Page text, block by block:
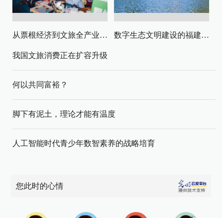
从票根经济到文旅全产业链升级 数字生态文明建设的福建路径与启示
我国文旅消费正在扩容升级
何以共同富裕？
脚下有泥土，理论才能有温度
人工智能时代青少年数智素养的战略培育
您此时的心情